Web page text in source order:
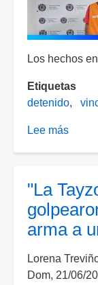
Los hechos
Etiquetas
detenido
Lee más
el
cereso
el
que
"La
arma a
Lorena
Dom, 21/06/